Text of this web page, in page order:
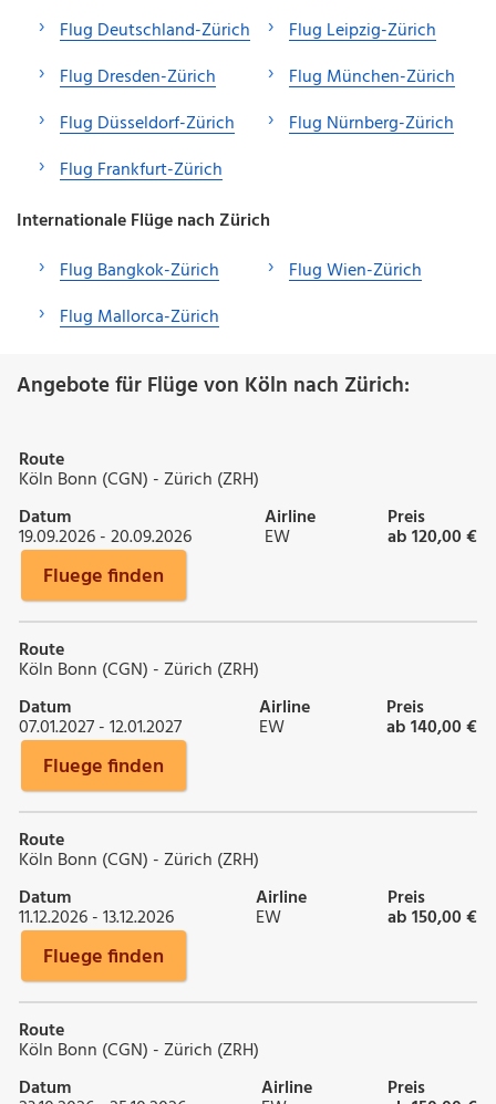
Flug Deutschland-Zürich
Flug Dresden-Zürich
Flug Düsseldorf-Zürich
Flug Frankfurt-Zürich
Flug Leipzig-Zürich
Flug München-Zürich
Flug Nürnberg-Zürich
Internationale Flüge nach Zürich
Flug Bangkok-Zürich
Flug Mallorca-Zürich
Flug Wien-Zürich
Angebote für Flüge von Köln nach Zürich:
Route
Köln Bonn (CGN) - Zürich (ZRH)
Datum
19.09.2026 - 20.09.2026
Airline
EW
Preis
ab 120,00 €
Fluege finden
Route
Köln Bonn (CGN) - Zürich (ZRH)
Datum
07.01.2027 - 12.01.2027
Airline
EW
Preis
ab 140,00 €
Fluege finden
Route
Köln Bonn (CGN) - Zürich (ZRH)
Datum
11.12.2026 - 13.12.2026
Airline
EW
Preis
ab 150,00 €
Fluege finden
Route
Köln Bonn (CGN) - Zürich (ZRH)
Datum
Airline Preis